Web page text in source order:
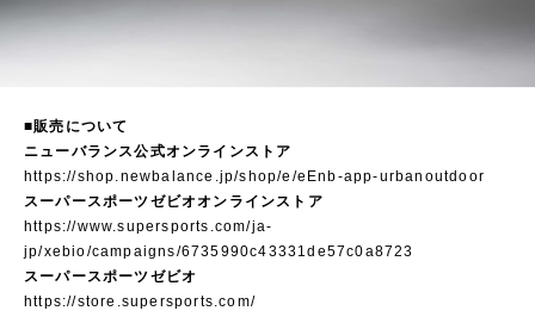
■販売について
ニューバランス公式オンラインストア
https://shop.newbalance.jp/shop/e/eEnb-app-urbanoutdoor
スーパースポーツゼビオオンラインストア
https://www.supersports.com/ja-
jp/xebio/campaigns/6735990c43331de57c0a8723
スーパースポーツゼビオ
https://store.supersports.com/